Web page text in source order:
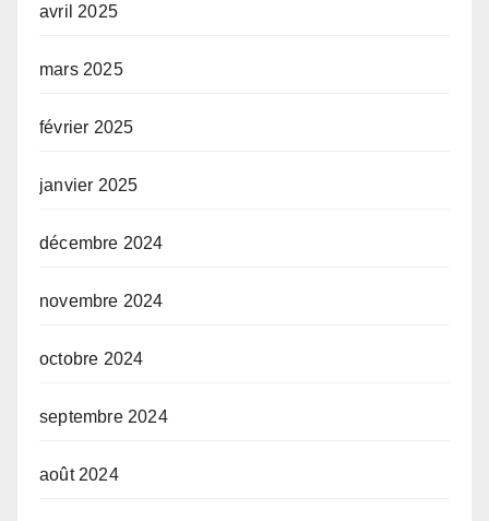
avril 2025
mars 2025
février 2025
janvier 2025
décembre 2024
novembre 2024
octobre 2024
septembre 2024
août 2024